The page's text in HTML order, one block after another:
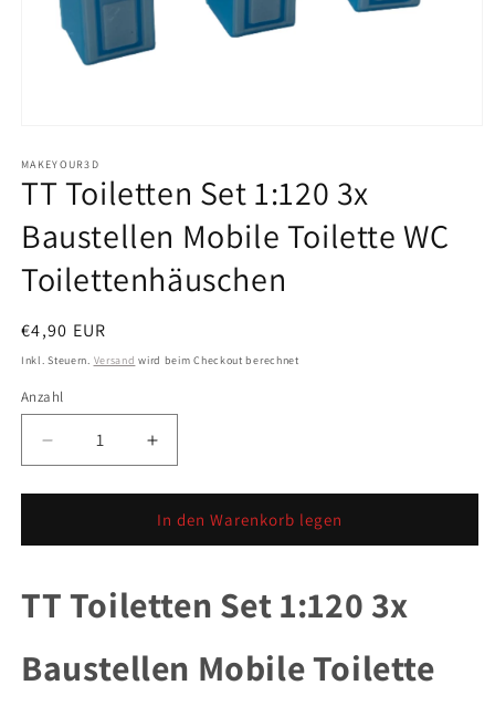
in
Modal
MAKEYOUR3D
TT Toiletten Set 1:120 3x
Baustellen Mobile Toilette WC
Toilettenhäuschen
Normaler
Preis
€4,90 EUR
Inkl. Steuern. Versand wird beim Checkout berechnet
Anzahl
Anzahl
Verringere
die
Menge
TT
Set
1:120
Baustellen
Mobile
Erhöhe
die
Menge
für
TT
1:120
Baustellen
Mobile
In den Warenkorb legen
TT Toiletten Set 1:120 3x
Baustellen Mobile Toilette